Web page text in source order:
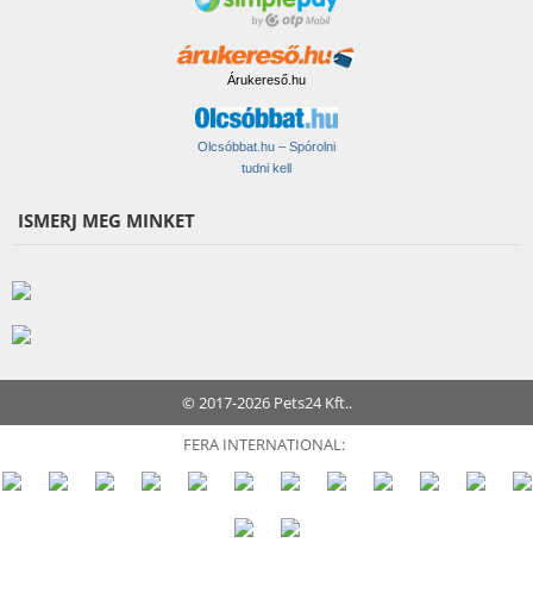
Árukereső.hu
Olcsóbbat.hu – Spórolni
tudni kell
ISMERJ MEG MINKET
© 2017-2026 Pets24 Kft..
FERA INTERNATIONAL: